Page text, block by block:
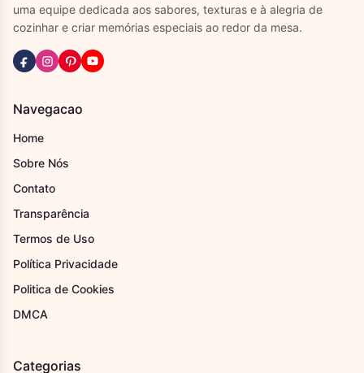
uma equipe dedicada aos sabores, texturas e à alegria de
cozinhar e criar memórias especiais ao redor da mesa.
Navegacao
Home
Sobre Nós
Contato
Transparência
Termos de Uso
Política Privacidade
Politica de Cookies
DMCA
Categorias